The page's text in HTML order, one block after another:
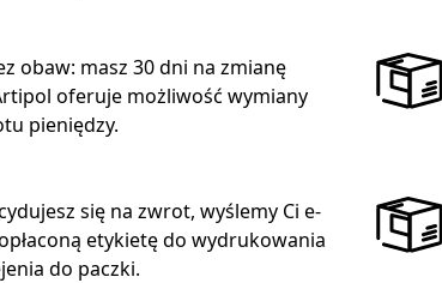
obaw: masz 30 dni na zmianę
oferuje możliwość wymiany
pieniędzy.
się na zwrot, wyślemy Ci e-
etykietę do wydrukowania
do paczki.